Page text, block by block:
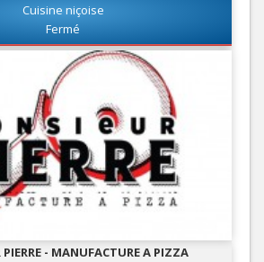
Cuisine niçoise
Fermé
- MANUFACTURE A PIZZA